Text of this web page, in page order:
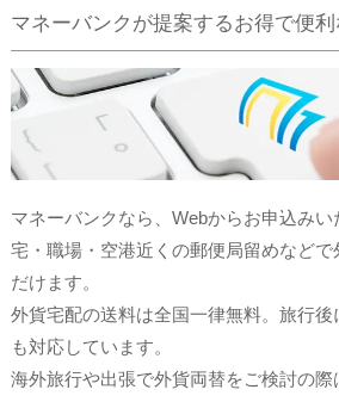
マネーバンクが提案するお得で便利
マネーバンクなら、Webからお申込み
宅・職場・空港近くの郵便局留めなどで
だけます。
外貨宅配の送料は全国一律無料。旅行後
も対応しています。
海外旅行や出張で外貨両替をご検討の際